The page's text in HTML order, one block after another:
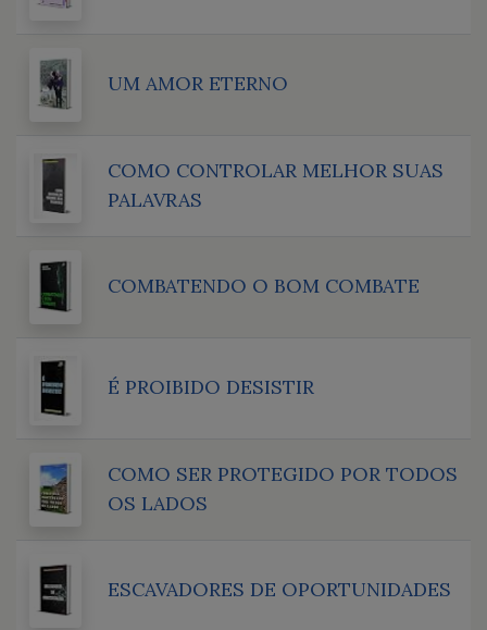
UM AMOR ETERNO
COMO CONTROLAR MELHOR SUAS
PALAVRAS
COMBATENDO O BOM COMBATE
É PROIBIDO DESISTIR
COMO SER PROTEGIDO POR TODOS
OS LADOS
ESCAVADORES DE OPORTUNIDADES